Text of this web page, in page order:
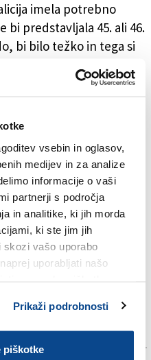
vsebin in oglasov,
medijev in za analize
informacije o vaši
partnerji s področja
in analitike, ki jih morda
ki ste jim jih
skozi vašo uporabo
uporabljati našo
Prikaži podrobnosti
piškotke
imela potrebno
bi predstavljala 45. ali 46.
bi bilo težko in tega si
dodal, da se bodo v
pogovarjati in videti,
politično opredeliti in
in vlado, ki bo prevzela
vseh državljank in
bosta predsednik
uresničevanje v
pravic narodnih
je potrebna prijava